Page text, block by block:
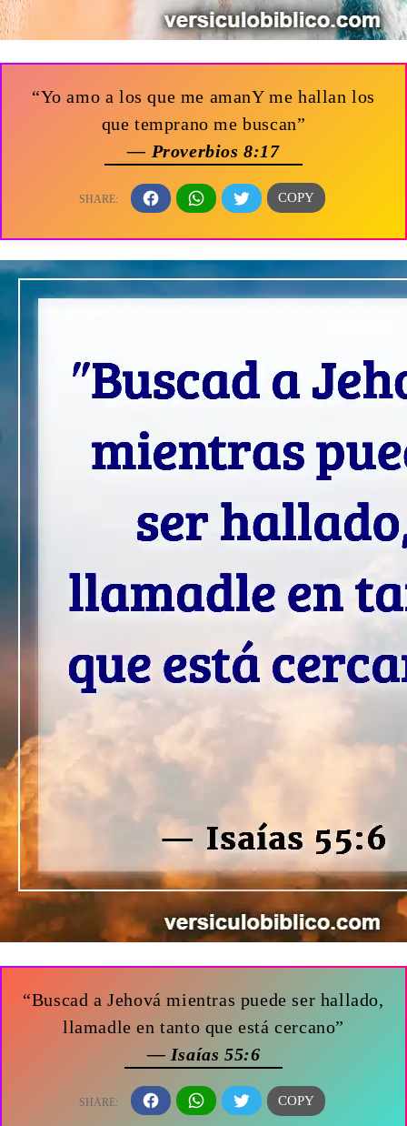
“Yo amo a los que me amanY me hallan los
que temprano me buscan”
— Proverbios 8:17
“Buscad a Jehová mientras puede ser hallado,
llamadle en tanto que está cercano”
— Isaías 55:6